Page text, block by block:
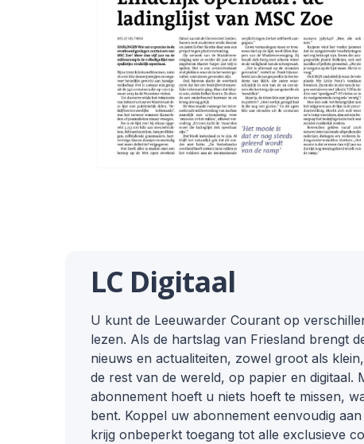
LC Digitaal
U kunt de Leeuwarder Courant op
lezen. Als de hartslag van Friesland brengt
nieuws en actualiteiten, zowel groot als
de rest van de wereld, op papier en digitaal.
abonnement hoeft u niets hoeft te missen,
bent. Koppel uw abonnement eenvoudig
krijg onbeperkt toegang tot alle exclusieve